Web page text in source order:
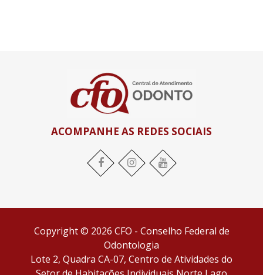
ACOMPANHE AS REDES SOCIAIS
Facebook Instagram YouTube
Copyright © 2026 CFO - Conselho Federal de
Odontologia
Lote 2, Quadra CA-07, Centro de Atividades do